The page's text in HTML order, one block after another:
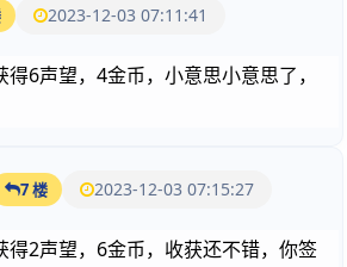
2023-12-03 07:11:41
6声望，4金币，小意思小意思了，
7 楼 2023-12-03 07:15:27
得2声望，6金币，收获还不错，你签